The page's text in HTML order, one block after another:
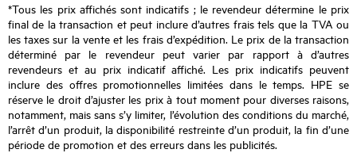
*Tous les prix affichés sont indicatifs ; le revendeur détermine le prix
final de la transaction et peut inclure d’autres frais tels que la TVA ou
les taxes sur la vente et les frais d’expédition. Le prix de la transaction
déterminé par le revendeur peut varier par rapport à d’autres
revendeurs et au prix indicatif affiché. Les prix indicatifs peuvent
inclure des offres promotionnelles limitées dans le temps. HPE se
réserve le droit d’ajuster les prix à tout moment pour diverses raisons,
notamment, mais sans s’y limiter, l’évolution des conditions du marché,
l’arrêt d’un produit, la disponibilité restreinte d’un produit, la fin d’une
période de promotion et des erreurs dans les publicités.